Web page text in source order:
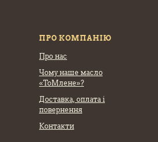
ПРО КОМПАНІЮ
Про нас
Чому наше масло
«ТоМлене»?
Доставка, оплата і
повернення
Контакти